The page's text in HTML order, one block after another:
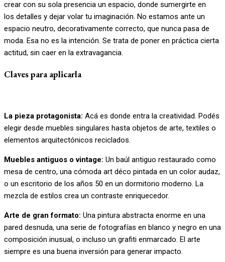
crear con su sola presencia un espacio, donde sumergirte en
los detalles y dejar volar tu imaginación. No estamos ante un
espacio neutro, decorativamente correcto, que nunca pasa de
moda. Esa no es la intención. Se trata de poner en práctica cierta
actitud, sin caer en la extravagancia.
Claves para aplicarla
La pieza protagonista: Acá es donde entra la creatividad. Podés
elegir desde muebles singulares hasta objetos de arte, textiles o
elementos arquitectónicos reciclados.
Muebles antiguos o vintage: Un baúl antiguo restaurado como
mesa de centro, una cómoda art déco pintada en un color audaz,
o un escritorio de los años 50 en un dormitorio moderno. La
mezcla de estilos crea un contraste enriquecedor.
Arte de gran formato: Una pintura abstracta enorme en una
pared desnuda, una serie de fotografías en blanco y negro en una
composición inusual, o incluso un grafiti enmarcado. El arte
siempre es una buena inversión para generar impacto.